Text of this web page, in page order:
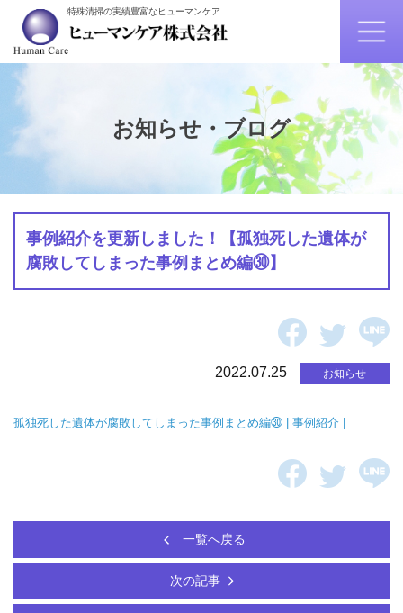
特殊清掃の実績豊富なヒューマンケア
お知らせ・ブログ
事例紹介を更新しました！【孤独死した遺体が
腐敗してしまった事例まとめ編㉚】
2022.07.25 お知らせ
孤独死した遺体が腐敗してしまった事例まとめ編㉚ | 事例紹介 |
一覧へ戻る
次の記事